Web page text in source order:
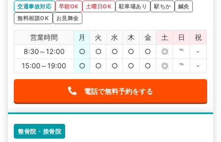
交通事故対応 早朝OK 土曜日OK 駐車場あり 駅ちか
鍼灸
無料相談OK
お見舞金
営業時間 月 火 水 木 金 土 日
祝
8:30～12:00
○ ○ ○ ○ ○ ◎ ℡
-
15:00～19:00
○ ○ ○ ○ ○ ◎ ℡ -
電話で無料予約をする
整骨院・接骨院